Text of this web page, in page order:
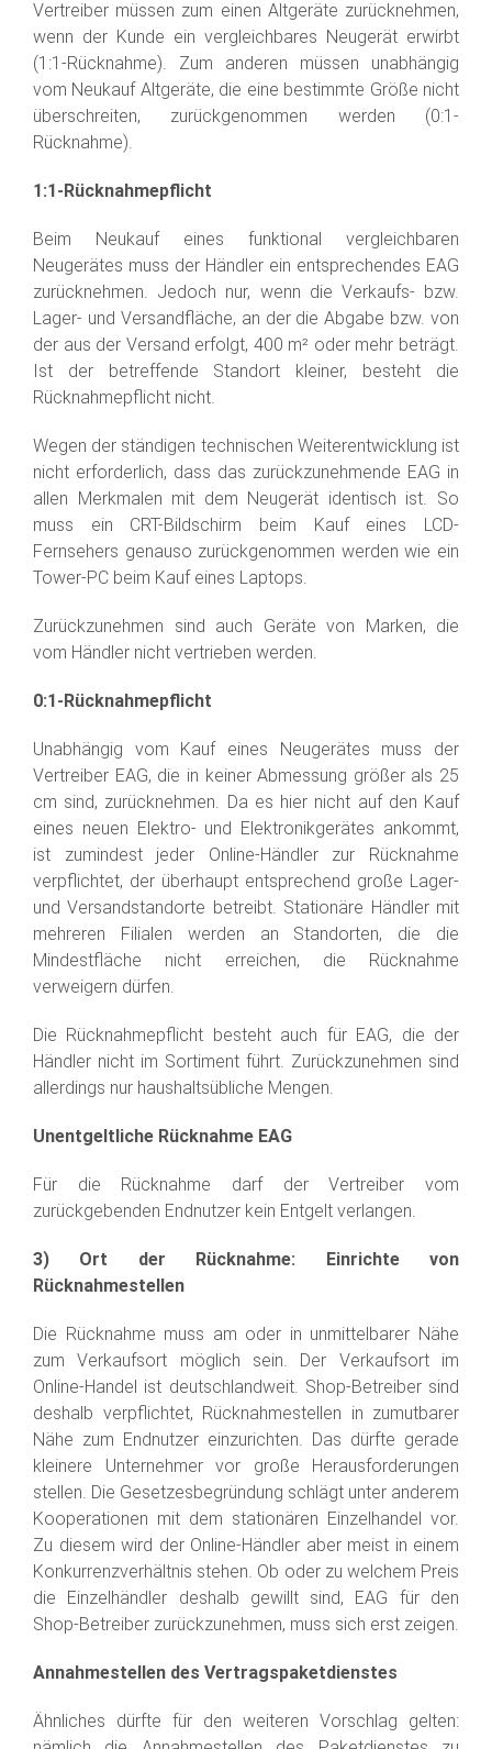
Vertreiber müssen zum einen Altgeräte zurücknehmen,
wenn der Kunde ein vergleichbares Neugerät erwirbt
(1:1-Rücknahme). Zum anderen müssen unabhängig
vom Neukauf Altgeräte, die eine bestimmte Größe nicht
überschreiten, zurückgenommen werden (0:1-
Rücknahme).
1:1-Rücknahmepflicht
Beim Neukauf eines funktional vergleichbaren
Neugerätes muss der Händler ein entsprechendes EAG
zurücknehmen. Jedoch nur, wenn die Verkaufs- bzw.
Lager- und Versandfläche, an der die Abgabe bzw. von
der aus der Versand erfolgt, 400 m² oder mehr beträgt.
Ist der betreffende Standort kleiner, besteht die
Rücknahmepflicht nicht.
Wegen der ständigen technischen Weiterentwicklung ist
nicht erforderlich, dass das zurückzunehmende EAG in
allen Merkmalen mit dem Neugerät identisch ist. So
muss ein CRT-Bildschirm beim Kauf eines LCD-
Fernsehers genauso zurückgenommen werden wie ein
Tower-PC beim Kauf eines Laptops.
Zurückzunehmen sind auch Geräte von Marken, die
vom Händler nicht vertrieben werden.
0:1-Rücknahmepflicht
Unabhängig vom Kauf eines Neugerätes muss der
Vertreiber EAG, die in keiner Abmessung größer als 25
cm sind, zurücknehmen. Da es hier nicht auf den Kauf
eines neuen Elektro- und Elektronikgerätes ankommt,
ist zumindest jeder Online-Händler zur Rücknahme
verpflichtet, der überhaupt entsprechend große Lager-
und Versandstandorte betreibt. Stationäre Händler mit
mehreren Filialen werden an Standorten, die die
Mindestfläche nicht erreichen, die Rücknahme
verweigern dürfen.
Die Rücknahmepflicht besteht auch für EAG, die der
Händler nicht im Sortiment führt. Zurückzunehmen sind
allerdings nur haushaltsübliche Mengen.
Unentgeltliche Rücknahme EAG
Für die Rücknahme darf der Vertreiber vom
zurückgebenden Endnutzer kein Entgelt verlangen.
3) Ort der Rücknahme: Einrichte von
Rücknahmestellen
Die Rücknahme muss am oder in unmittelbarer Nähe
zum Verkaufsort möglich sein. Der Verkaufsort im
Online-Handel ist deutschlandweit. Shop-Betreiber sind
deshalb verpflichtet, Rücknahmestellen in zumutbarer
Nähe zum Endnutzer einzurichten. Das dürfte gerade
kleinere Unternehmer vor große Herausforderungen
stellen. Die Gesetzesbegründung schlägt unter anderem
Kooperationen mit dem stationären Einzelhandel vor.
Zu diesem wird der Online-Händler aber meist in einem
Konkurrenzverhältnis stehen. Ob oder zu welchem Preis
die Einzelhändler deshalb gewillt sind, EAG für den
Shop-Betreiber zurückzunehmen, muss sich erst zeigen.
Annahmestellen des Vertragspaketdienstes
Ähnliches dürfte für den weiteren Vorschlag gelten: